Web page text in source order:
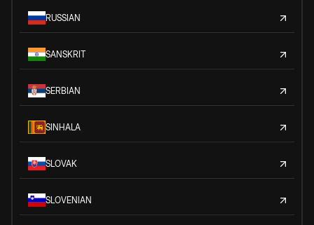
RUSSIAN
SANSKRIT
SERBIAN
SINHALA
SLOVAK
SLOVENIAN